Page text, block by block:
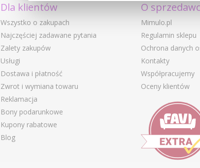
Dla klientów
Wszystko o zakupach
Najczęściej zadawane pytania
Zalety zakupów
Usługi
Dostawa i płatność
Zwrot i wymiana towaru
Reklamacja
Bony podarunkowe
Kupony rabatowe
Blog
O
Mimulo.pl
Regulamin sklepu
Ochrona danych
Kontakty
Współpracujemy
Oceny klientów